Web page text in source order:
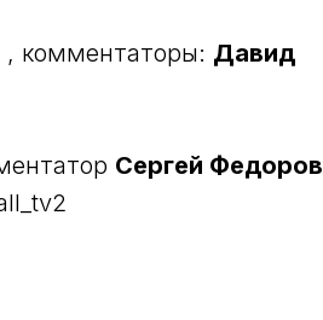
комментаторы: Давид
Сергей Федоров